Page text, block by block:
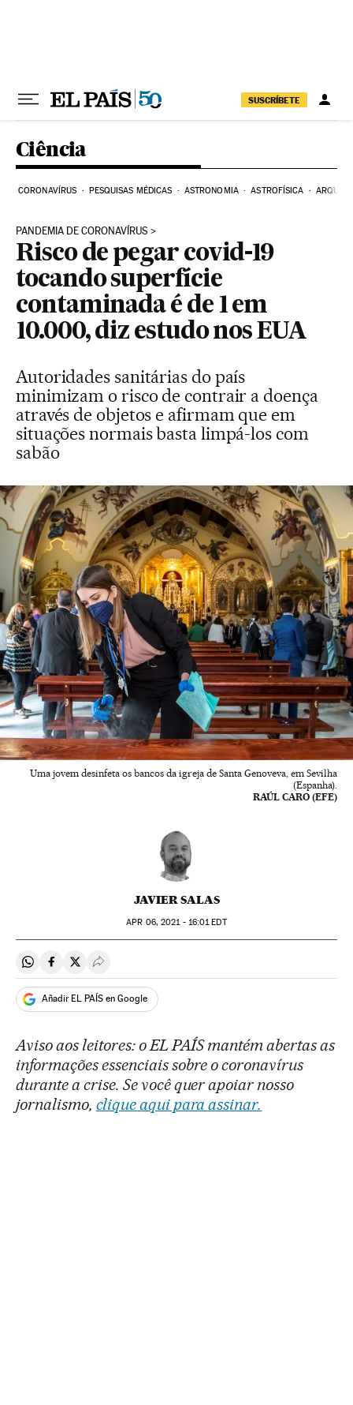
SUSCRÍBETE
Ciência
CORONAVÍRUS PESQUISAS MÉDICAS ASTRONOMIA ASTROFÍSICA
PANDEMIA DE CORONAVÍRUS
Risco de pegar covid-19
tocando superfície
contaminada é de 1 em
10.000, diz estudo nos EUA
Autoridades sanitárias do país
minimizam o risco de contrair a doença
através de objetos e afirmam que em
situações normais basta limpá-los com
sabão
Uma jovem desinfeta os bancos da igreja de Santa Genoveva, em Sevilha
(Espanha).
RAÚL CARO (EFE)
JAVIER SALAS
APR 06, 2021 - 16:01EDT
Compartir en Whatsapp
Compartir en Facebook
Compartir en Twitter
Desplegar Redes Sociales
Añadir EL PAÍS en Google
Aviso aos leitores: o EL PAÍS mantém abertas as
informações essenciais sobre o coronavírus
durante a crise. Se você quer apoiar nosso
jornalismo, clique aqui para assinar.